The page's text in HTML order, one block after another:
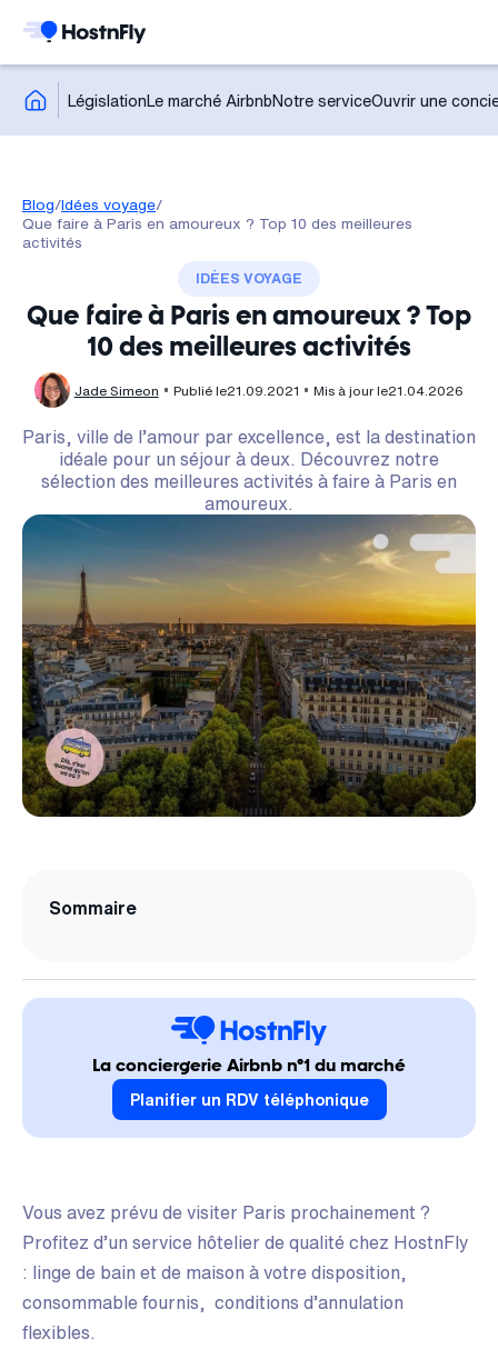
LégislationLe marché AirbnbNotre serviceOuvrir une
Blog/Idées voyage/
Que faire à Paris en amoureux ? Top 10 des meilleures
activités
IDÉES VOYAGE
Que faire à Paris en amoureux ? Top
10 des meilleures activités
Jade Simeon Publié le21.09.2021 Mis à jour le21.04.2026
Paris, ville de l’amour par excellence, est la destination
idéale pour un séjour à deux. Découvrez notre
sélection des meilleures activités à faire à Paris en
amoureux.
Sommaire
La conciergerie Airbnb n°1 du marché
Planifier un RDV téléphonique
Vous avez prévu de visiter Paris prochainement ?
Profitez d’un service hôtelier de qualité chez HostnFly
: linge de bain et de maison à votre disposition,
consommable fournis, conditions d’annulation
flexibles.